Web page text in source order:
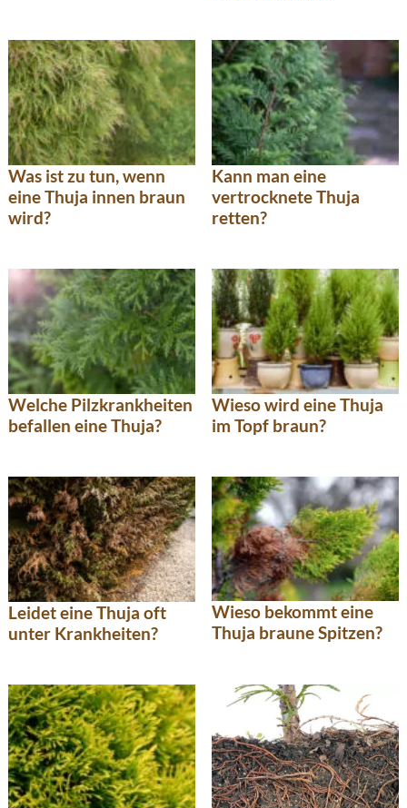
Was ist zu tun, wenn
eine Thuja innen braun
wird?
Kann man eine
vertrocknete Thuja
retten?
Welche Pilzkrankheiten
befallen eine Thuja?
Wieso wird eine Thuja
im Topf braun?
Leidet eine Thuja oft
unter Krankheiten?
Wieso bekommt eine
Thuja braune Spitzen?